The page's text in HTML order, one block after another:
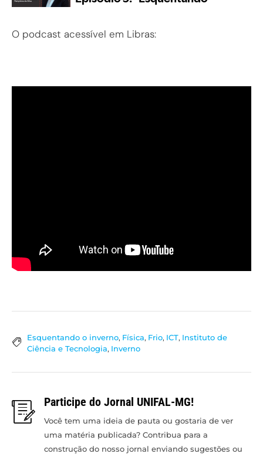
O podcast acessível em Libras:
Esquentando o inverno, Física, Frio, ICT, Instituto de
Ciência e Tecnologia, Inverno
Participe do Jornal UNIFAL-MG!
Você tem uma ideia de pauta ou gostaria de ver
uma matéria publicada? Contribua para a
construção do nosso jornal enviando sugestões ou